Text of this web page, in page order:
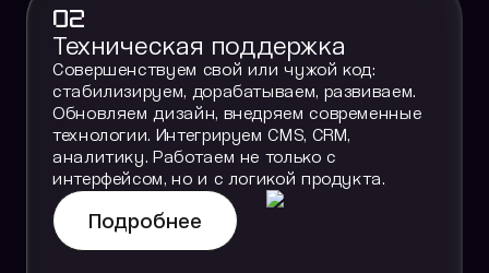
02
Техническая поддержка
Совершенствуем свой или чужой код:
стабилизируем, дорабатываем, развиваем.
Обновляем дизайн, внедряем современные
технологии. Интегрируем CMS, CRM,
аналитику. Работаем не только с
интерфейсом, но и с логикой продукта.
Подробнее